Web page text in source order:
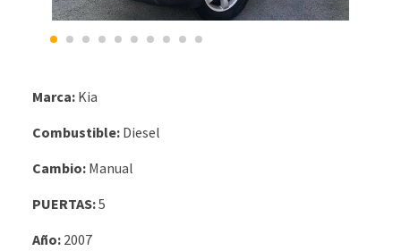
Marca: Kia
Combustible: Diesel
Cambio: Manual
PUERTAS:5
Año: 2007